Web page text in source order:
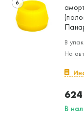
6
В
На
В